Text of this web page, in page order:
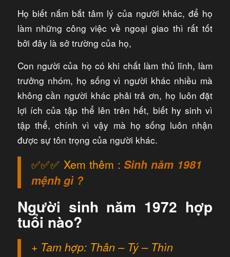
Họ biết nắm bắt tâm lý của người khác, để họ
làm những công việc về ngoại giao thì rất tốt
bởi đây là sở trường của họ,
Con người của họ có khi chất làm thủ lĩnh, làm
trưởng nhóm, họ sống vì người khác nhiều mà
không cần người khác phải trả ơn, họ luôn đặt
lợi ích của tập thể lên trên hết, biết hy sinh vì
tập thể, chính vì vậy mà họ sống luôn nhận
được sự tôn trọng của người khác.
✅✅✅ Xem thêm :Sinh năm 1981
mệnh gì ?
Người sinh năm 1972 hợp
tuổi nào?
+ Tam hợp: Thân – Tý – Thìn